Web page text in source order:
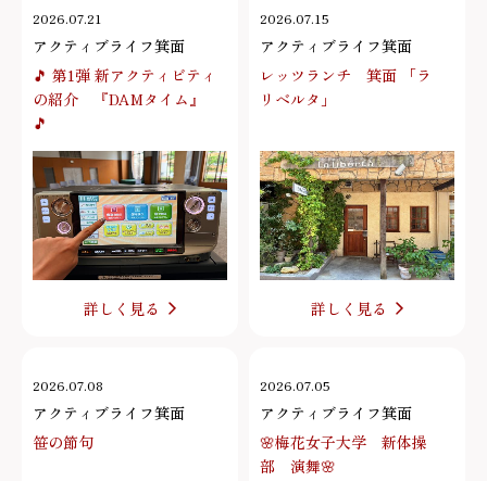
2026.07.21
アクティブライフ箕面
🎵 第1弾 新アクティビティ
の紹介 『DAMタイム』
🎵
詳しく見る
2026.07.15
アクティブライフ箕面
レッツランチ 箕面 「ラ
リベルタ」
詳しく見る
2026.07.08
アクティブライフ箕面
笹の節句
2026.07.05
アクティブライフ箕面
🌸梅花女子大学 新体操
部 演舞🌸